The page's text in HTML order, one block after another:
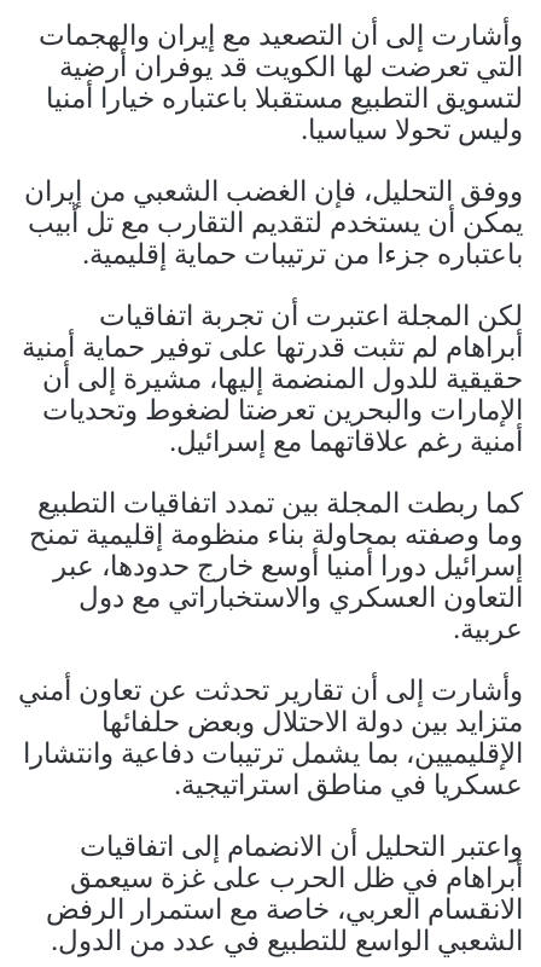
وأشارت إلى أن التصعيد مع إيران والهجمات
التي تعرضت لها الكويت قد يوفران أرضية
لتسويق التطبيع مستقبلا باعتباره خيارا أمنيا
وليس تحولا سياسيا.
ووفق التحليل، فإن الغضب الشعبي من إيران
يمكن أن يستخدم لتقديم التقارب مع تل أبيب
باعتباره جزءا من ترتيبات حماية إقليمية.
لكن المجلة اعتبرت أن تجربة اتفاقيات
أبراهام لم تثبت قدرتها على توفير حماية أمنية
حقيقية للدول المنضمة إليها، مشيرة إلى أن
الإمارات والبحرين تعرضتا لضغوط وتحديات
أمنية رغم علاقاتهما مع إسرائيل.
كما ربطت المجلة بين تمدد اتفاقيات التطبيع
وما وصفته بمحاولة بناء منظومة إقليمية تمنح
إسرائيل دورا أمنيا أوسع خارج حدودها، عبر
التعاون العسكري والاستخباراتي مع دول
عربية.
وأشارت إلى أن تقارير تحدثت عن تعاون أمني
متزايد بين دولة الاحتلال وبعض حلفائها
الإقليميين، بما يشمل ترتيبات دفاعية وانتشارا
عسكريا في مناطق استراتيجية.
واعتبر التحليل أن الانضمام إلى اتفاقيات
أبراهام في ظل الحرب على غزة سيعمق
الانقسام العربي، خاصة مع استمرار الرفض
الشعبي الواسع للتطبيع في عدد من الدول.